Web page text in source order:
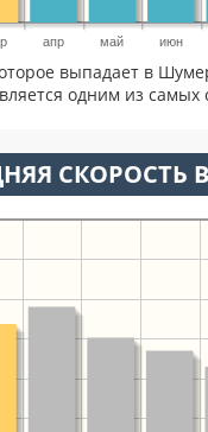
апр май июн
выпадает в
одним из самых
СКОРОСТЬ